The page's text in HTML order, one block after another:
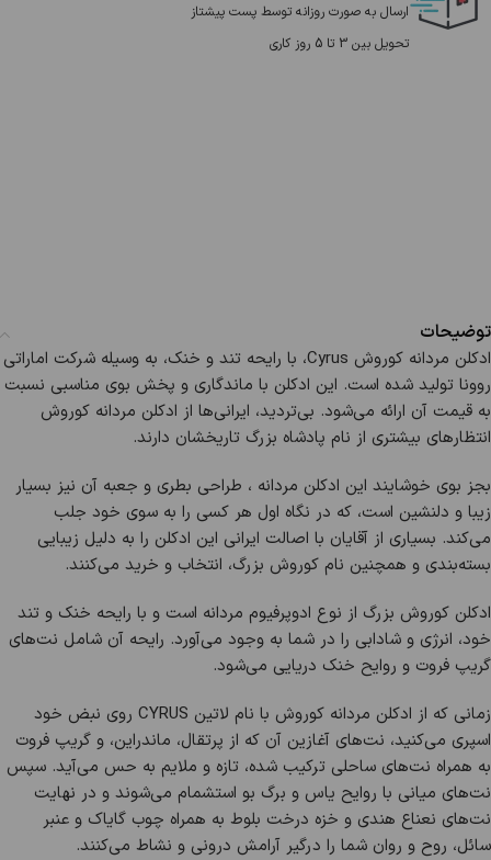
ارسال به صورت روزانه توسط پست پیشتاز
تحویل بین 3 تا 5 روز کاری
توضیحات
ادکلن مردانه کوروش Cyrus، با رایحه تند و خنک، به وسیله شرکت اماراتی
روونا تولید شده است. این ادکلن با ماندگاری و پخش بوی مناسبی نسبت
به قیمت آن ارائه می‌شود. بی‌تردید، ایرانی‌ها از ادکلن مردانه کوروش
انتظارهای بیشتری از نام پادشاه بزرگ تاریخشان دارند.
بجز بوی خوشایند این ادکلن مردانه ، طراحی بطری و جعبه آن نیز بسیار
زیبا و دلنشین است، که در نگاه اول هر کسی را به سوی خود جلب
می‌کند. بسیاری از آقایان با اصالت ایرانی این ادکلن را به دلیل زیبایی
بسته‌بندی و همچنین نام کوروش بزرگ، انتخاب و خرید می‌کنند.
ادکلن کوروش بزرگ از نوع ادوپرفیوم مردانه است و با رایحه خنک و تند
خود، انرژی و شادابی را در شما به وجود می‌آورد. رایحه آن شامل نت‌های
گریپ فروت و روایح خنک دریایی می‌شود.
زمانی که از ادکلن مردانه کوروش با نام لاتین CYRUS روی نبض خود
اسپری می‌کنید، نت‌های آغازین آن که از پرتقال، ماندراین، و گریپ فروت
به همراه نت‌های ساحلی ترکیب شده، تازه و ملایم به حس می‌آید. سپس
نت‌های میانی با روایح یاس و برگ بو استشمام می‌شوند و در نهایت
نت‌های نعناع هندی و خزه درخت بلوط به همراه چوب گایاک و عنبر
سائل، روح و روان شما را درگیر آرامش درونی و نشاط می‌کنند.